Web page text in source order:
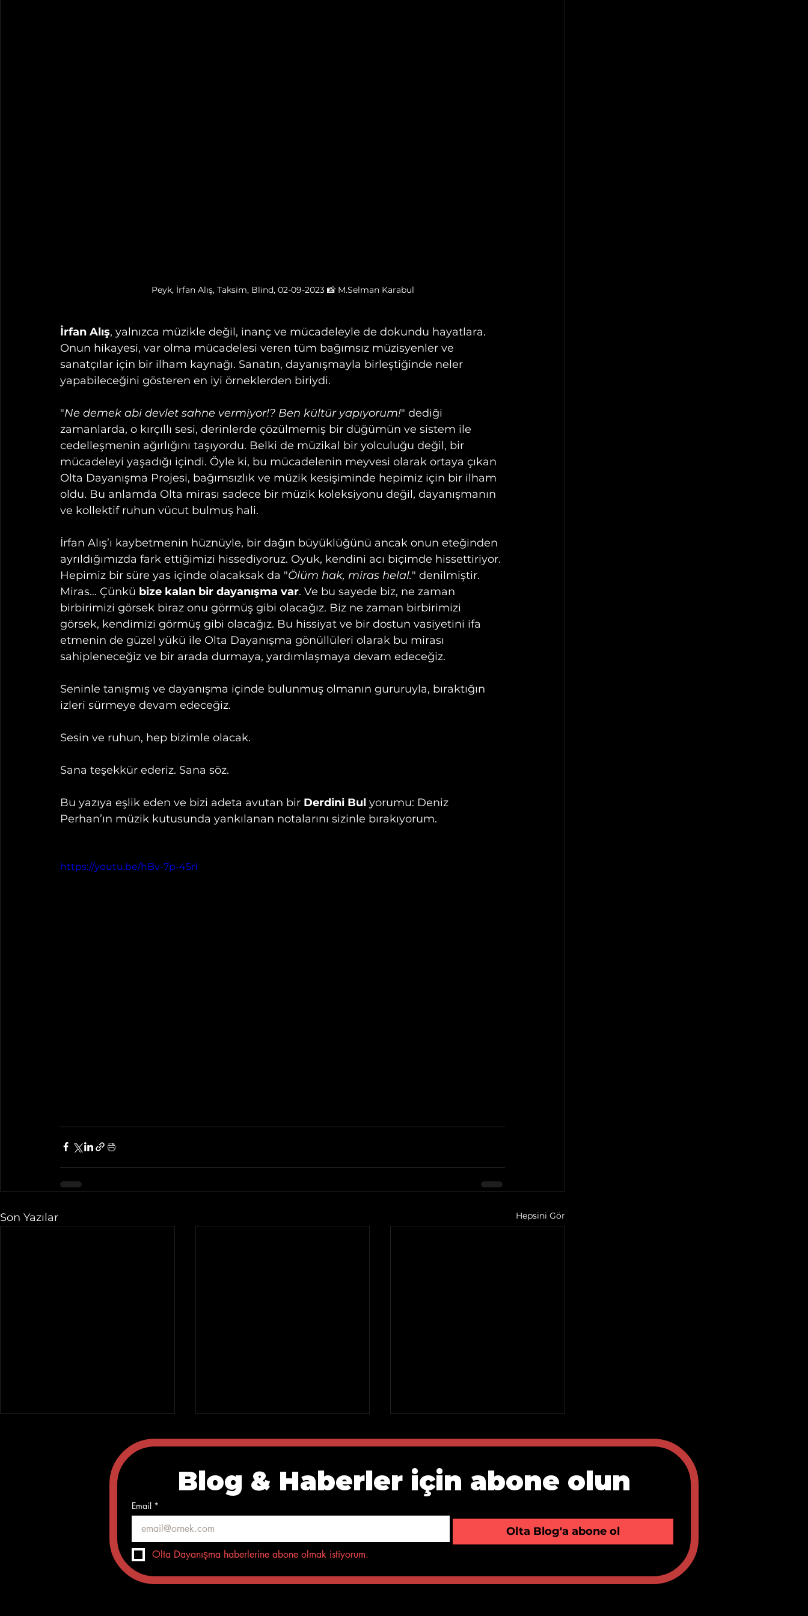
Peyk, İrfan Alış, Taksim, Blind, 02-09-2023 📸 M.Selman Karabul
İrfan Alış, yalnızca müzikle değil, inanç ve mücadeleyle de dokundu hayatlara.
Onun hikayesi, var olma mücadelesi veren tüm bağımsız müzisyenler ve
sanatçılar için bir ilham kaynağı. Sanatın, dayanışmayla birleştiğinde neler
yapabileceğini gösteren en iyi örneklerden biriydi.
"Ne demek abi devlet sahne vermiyor!? Ben kültür yapıyorum!" dediği
zamanlarda, o kırçıllı sesi, derinlerde çözülmemiş bir düğümün ve sistem ile
cedelleşmenin ağırlığını taşıyordu. Belki de müzikal bir yolculuğu değil, bir
mücadeleyi yaşadığı içindi. Öyle ki, bu mücadelenin meyvesi olarak ortaya çıkan
Olta Dayanışma Projesi, bağımsızlık ve müzik kesişiminde hepimiz için bir ilham
oldu. Bu anlamda Olta mirası sadece bir müzik koleksiyonu değil, dayanışmanın
ve kollektif ruhun vücut bulmuş hali.
İrfan Alış’ı kaybetmenin hüznüyle, bir dağın büyüklüğünü ancak onun eteğinden
ayrıldığımızda fark ettiğimizi hissediyoruz. Oyuk, kendini acı biçimde hissettiriyor.
Hepimiz bir süre yas içinde olacaksak da "Ölüm hak, miras helal." denilmiştir.
Miras... Çünkü bize kalan bir dayanışma var. Ve bu sayede biz, ne zaman
birbirimizi görsek biraz onu görmüş gibi olacağız. Biz ne zaman birbirimizi
görsek, kendimizi görmüş gibi olacağız. Bu hissiyat ve bir dostun vasiyetini ifa
etmenin de güzel yükü ile Olta Dayanışma gönüllüleri olarak bu mirası
sahipleneceğiz ve bir arada durmaya, yardımlaşmaya devam edeceğiz.
Seninle tanışmış ve dayanışma içinde bulunmuş olmanın gururuyla, bıraktığın
izleri sürmeye devam edeceğiz.
Sesin ve ruhun, hep bizimle olacak.
Sana teşekkür ederiz. Sana söz.
Bu yazıya eşlik eden ve bizi adeta avutan bir Derdini Bul yorumu: Deniz
Perhan’ın müzik kutusunda yankılanan notalarını sizinle bırakıyorum.
https://youtu.be/hBv-7p-45rI
Son Yazılar Hepsini Gör
Olta Dayanışma Radyo
Röportaj: Sinağrit Baba
Kadıköy Sineması
Müzik Günleri
Blog & Haberler için abone olun
Email *
Olta Blog'a abone ol
Olta Dayanışma haberlerine abone olmak istiyorum.